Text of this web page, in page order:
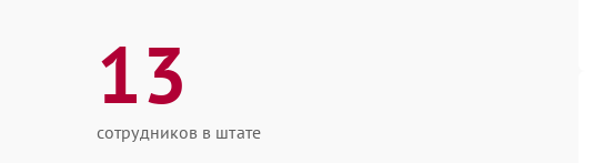
13
сотрудников в штате